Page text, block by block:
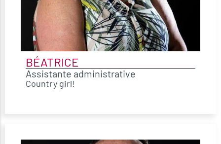
BÉATRICE
Assistante administrative
Country girl!